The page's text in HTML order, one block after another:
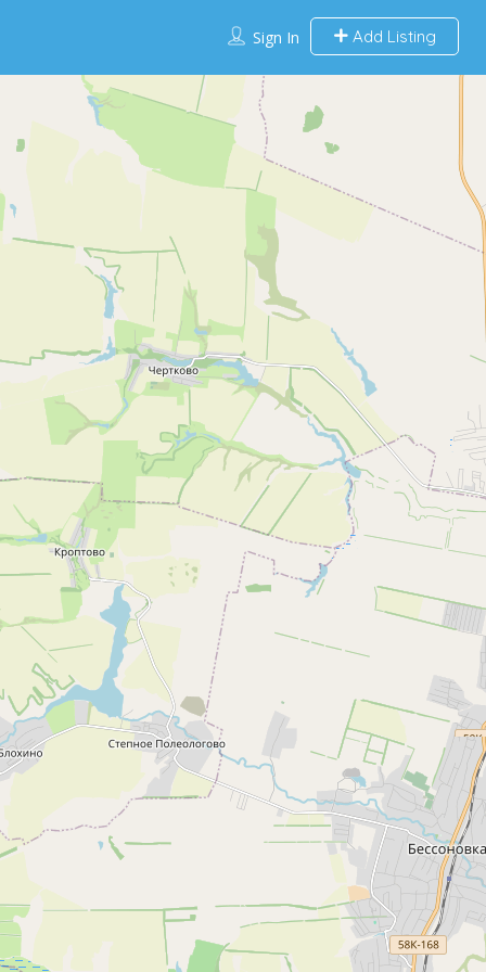
Sign In Add Listing